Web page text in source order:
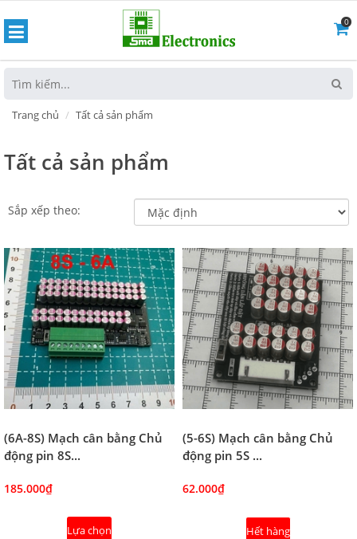
0
Trang chủ Tất cả sản phẩm
Tất cả sản phẩm
Sắp xếp theo:
(6A-8S) Mạch cân bằng Chủ
động pin 8S...
185.000₫
Lựa chọn
(5-6S) Mạch cân bằng Chủ
động pin 5S ...
62.000₫
Hết hàng